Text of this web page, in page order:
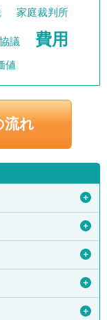
家庭裁判所
協議 費用
値
流れ
＋
＋
＋
＋
＋